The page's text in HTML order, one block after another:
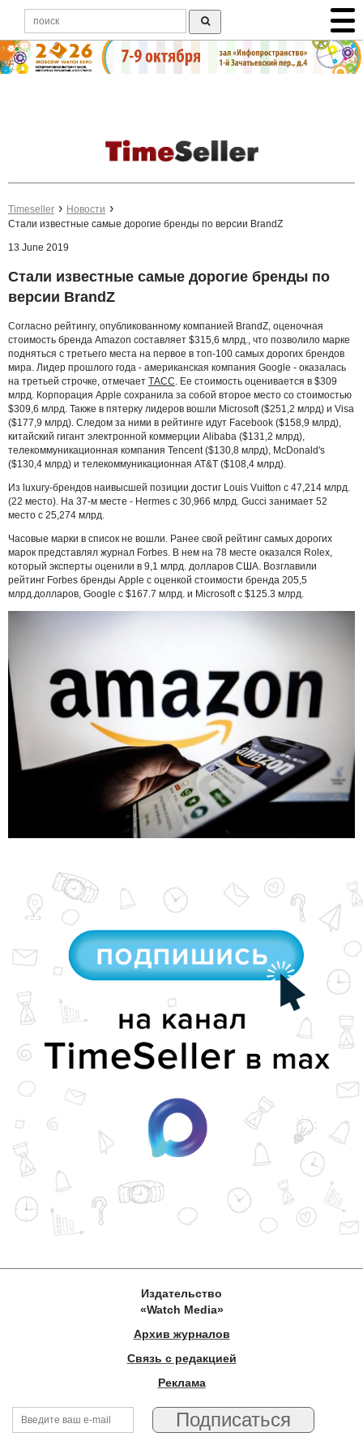
Timeseller
Новости
Стали известные самые дорогие бренды по версии BrandZ
13 June 2019
Стали известные самые дорогие бренды по
версии BrandZ
Согласно рейтингу, опубликованному компанией BrandZ, оценочная
стоимость бренда Amazon составляет $315,6 млрд., что позволило марке
подняться с третьего места на первое в топ-100 самых дорогих брендов
мира. Лидер прошлого года - американская компания Google - оказалась
на третьей строчке, отмечает ТАСС. Ее стоимость оценивается в $309
млрд. Корпорация Apple сохранила за собой второе место со стоимостью
$309,6 млрд. Также в пятерку лидеров вошли Microsoft ($251,2 млрд) и Visa
($177,9 млрд). Следом за ними в рейтинге идут Facebook ($158,9 млрд),
китайский гигант электронной коммерции Alibaba ($131,2 млрд),
телекоммуникационная компания Tencent ($130,8 млрд), McDonald's
($130,4 млрд) и телекоммуникационная AT&T ($108,4 млрд).
Из luxury-брендов наивысшей позиции достиг Louis Vuitton с 47,214 млрд.
(22 место). На 37-м месте - Hermes c 30,966 млрд. Gucci занимает 52
место с 25,274 млрд.
Часовые марки в список не вошли. Ранее свой рейтинг самых дорогих
марок представлял журнал Forbes. В нем на 78 месте оказался Rolex,
который эксперты оценили в 9,1 млрд. долларов США. Возглавили
рейтинг Forbes бренды Apple с оценкой стоимости бренда 205,5
млрд.долларов, Google с $167.7 млрд. и Microsoft с $125.3 млрд.
Издательство
«Watch Media»
Архив журналов
Связь с редакцией
Реклама